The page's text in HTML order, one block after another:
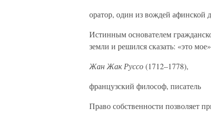
оратор, один из вождей афинской
Истинным основателем
земли и решился сказать: «это
Жан Жак Руссо(1712–1778),
французский философ, писатель
Право собственности позволяет